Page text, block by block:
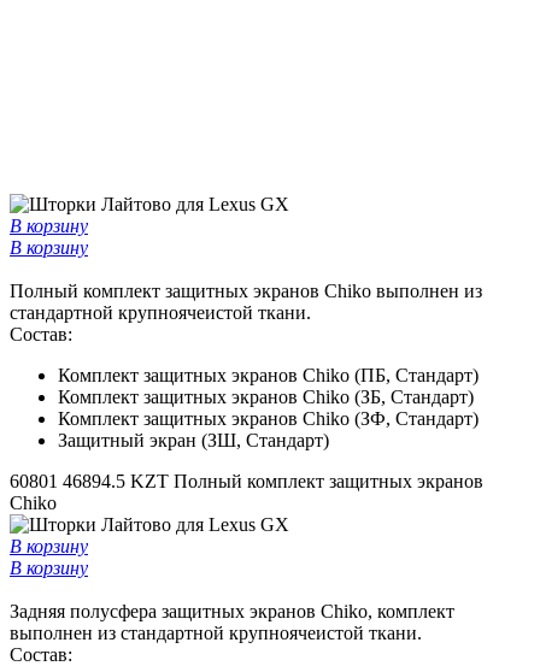
В корзину
В корзину
Полный комплект защитных экранов Chiko выполнен из
стандартной крупноячеистой ткани.
Состав:
Комплект защитных экранов Chiko (ПБ, Стандарт)
Комплект защитных экранов Chiko (ЗБ, Стандарт)
Комплект защитных экранов Chiko (ЗФ, Стандарт)
Защитный экран (ЗШ, Стандарт)
60801 46894.5 KZT Полный комплект защитных экранов
Chiko
В корзину
В корзину
Задняя полусфера защитных экранов Chiko, комплект
выполнен из стандартной крупноячеистой ткани.
Состав: